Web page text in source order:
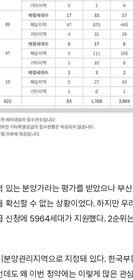
있는 분양가라는 평가를 받았으나 부
확신할 수 없는 상황이었다. 하지만
신청에 5964세대가 지원했다. 2순위
분양관리지역으로 지정돼 있다. 한국
도 왜 이번 청약에는 이렇게 많은 관